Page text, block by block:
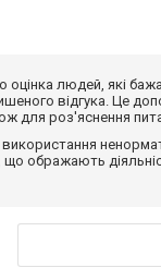
оцінка людей, які
відгука. Це
для роз'яснення
використання
що ображають